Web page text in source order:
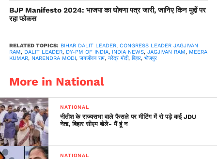
BJP Manifesto 2024: भाजपा का घोषणा पत्र जारी, जानिए किन मुद्दों पर
रहा फोकस
RELATED TOPICS: BIHAR DALIT LEADER, CONGRESS LEADER JAGJIVAN
RAM, DALIT LEADER, DY-PM OF INDIA, INDIA NEWS, JAGJIVAN RAM, MEERA
KUMAR, NARENDRA MODI, जगजीवन राम, नरेंद्र मोदी, बिहार, भोजपुर
More in National
NATIONAL
नीतीश के राज्यसभा वाले फैसले पर मीटिंग में रो पड़े कई JDU
नेता, बिहार सीएम बोले- मैं हूं न
NATIONAL